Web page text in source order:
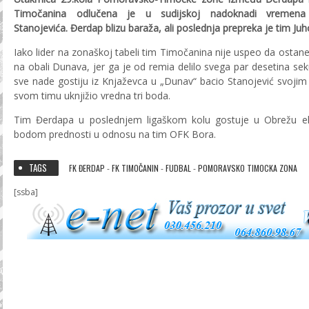
Timočanina odlučena je u sudijskoj nadoknadi
Stanojevića. Đerdap blizu baraža, ali poslednja prepreka je tim
Iako lider na zonaškoj tabeli tim Timočanina nije uspeo da
na obali Dunava, jer ga je od remia delilo svega par desetina
sve nade gostiju iz Knjaževca u „Dunav“ bacio Stanojević
svom timu uknjižio vredna tri boda.
Tim Đerdapa u poslednjem ligaškom kolu gostuje u Obrežu
bodom prednosti u odnosu na tim OFK Bora.
TAGS FK ĐERDAP -FK TIMOČANIN -FUDBAL -POMORAVSKO TIMOCKA ZONA
[ssba]